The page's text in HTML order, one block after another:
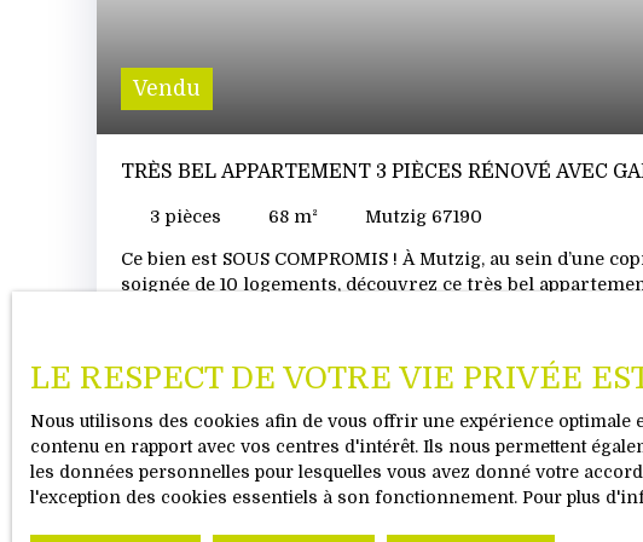
Vendu
TRÈS BEL APPARTEMENT 3 PIÈCES RÉNOVÉ AVEC
3 pièces 68 m² Mutzig 67190
Ce bien est SOUS COMPROMIS ! À Mutzig, au sein d’une
soignée de 10 logements, découvrez ce très bel
séjour de 21 m², lumineux et agréable, d’une cuisine
équipée avec accès à un balcon exposé plein Sud, idéal
beaux jours, de deux chambres confortables de 11 et 12,7 m²
d’une salle d’eau entièrement rénovée. Les prestations ont
modernisées : ✔ Cuisine récente ✔ Salle d’eau refaite ✔
huisseries remplacés ✔ Porte blindée Chauffage collectif
par radiateurs (chaudière collective). En annexes : Garage
LE RESPECT DE VOTRE VIE PRIVÉE
Nous utilisons des cookies afin de vous offrir une expérience optimale
contenu en rapport avec vos centres d'intérêt. Ils nous permettent
les données personnelles pour lesquelles vous avez donné votre
l'exception des cookies essentiels à son fonctionnement. Pour plus